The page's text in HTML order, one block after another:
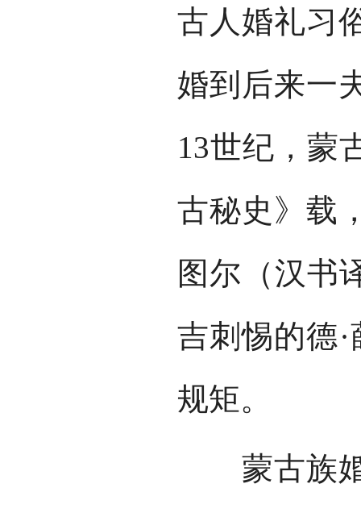
古人婚礼习
婚到后来一
13世纪，蒙
古秘史》载
图尔（汉书
吉刺惕的德
规矩。
蒙古族婚